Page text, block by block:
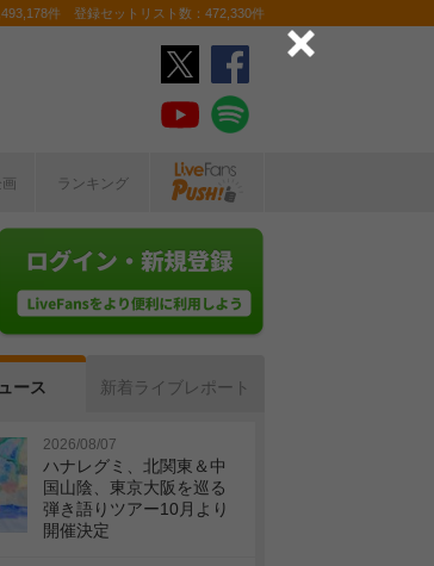
件 登録セットリスト数：472,330件
ランキング
ース 新着ライブレポート
2026/08/07
ハナレグミ、北関東＆中
国山陰、東京大阪を巡る
弾き語りツアー10月より
開催決定